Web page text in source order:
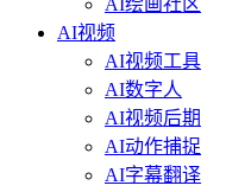
AI绘画社区
AI视频
AI视频工具
AI数字人
AI视频后期
AI动作捕捉
AI字幕翻译